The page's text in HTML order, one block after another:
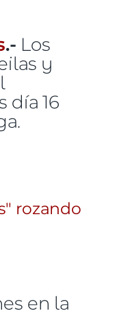
.- Los
y
día 16
laborales dignas
rozando